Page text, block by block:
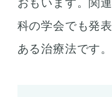
おもいます。関
科の学会でも発
ある治療法です。